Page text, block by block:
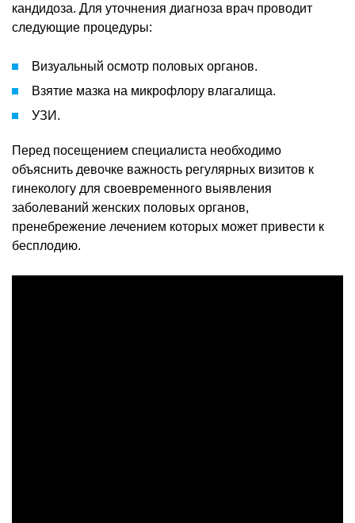
кандидоза. Для уточнения диагноза врач проводит
следующие процедуры:
Визуальный осмотр половых органов.
Взятие мазка на микрофлору влагалища.
УЗИ.
Перед посещением специалиста необходимо
объяснить девочке важность регулярных визитов к
гинекологу для своевременного выявления
заболеваний женских половых органов,
пренебрежение лечением которых может привести к
бесплодию.